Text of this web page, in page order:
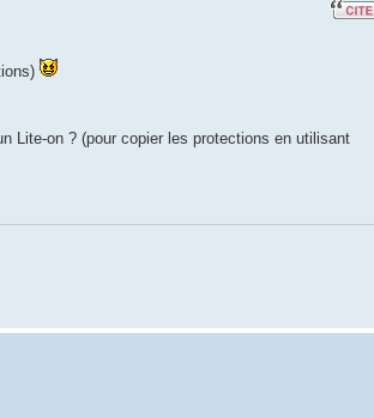
Lite-on ? (pour copier les protections en utilisant